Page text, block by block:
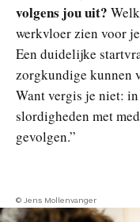
volgens jou uit?
werkvloer zien voor
Een duidelijke
zorgkundige kunnen
Want vergis je niet: in
slordigheden met
gevolgen.”
© Jens Mollenvanger